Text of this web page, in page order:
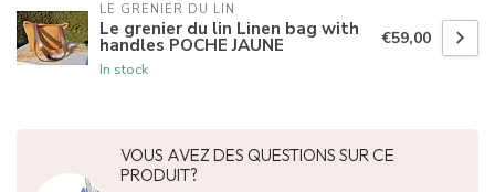
LE GRENIER DU LIN
Le grenier du lin Linen bag with
handles POCHE JAUNE
In stock
€59,00
VOUS AVEZ DES QUESTIONS SUR CE
PRODUIT?